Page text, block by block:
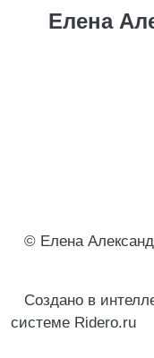
Елена
© Елена
Создано в
системе Ridero.ru